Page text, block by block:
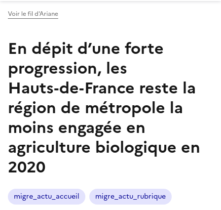
Voir le fil d'Ariane
En dépit d’une forte
progression, les
Hauts‑de‑France reste la
région de métropole la
moins engagée en
agriculture biologique en
2020
migre_actu_accueil migre_actu_rubrique